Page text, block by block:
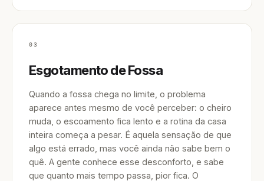
03
Esgotamento de Fossa
Quando a fossa chega no limite, o problema
aparece antes mesmo de você perceber: o cheiro
muda, o escoamento fica lento e a rotina da casa
inteira começa a pesar. É aquela sensação de que
algo está errado, mas você ainda não sabe bem o
quê. A gente conhece esse desconforto, e sabe
que quanto mais tempo passa, pior fica. O